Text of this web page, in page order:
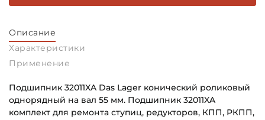
Описание
Характеристики
Применение
Подшипник 32011XA Das Lager конический роликовый
однорядный на вал 55 мм. Подшипник 32011XA
комплект для ремонта ступиц, редукторов, КПП, РКПП,